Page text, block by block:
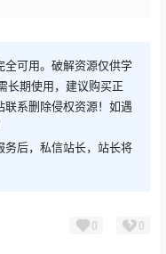
全可用。破解资源仅供学
长期使用，建议购买正
系删除侵权资源！如遇
务后，私信站长，站长将
0 0